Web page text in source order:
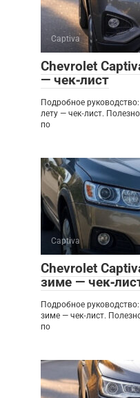
Captiva
Chevrolet
— чек‑лист
Подробное
лету — чек‑лист.
по
Captiva
Chevrolet
зиме —
Подробное
зиме — чек‑лист.
по